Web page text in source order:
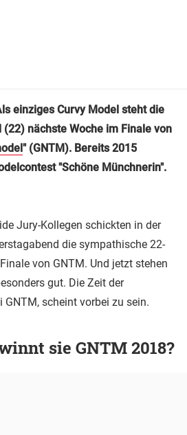
einziges Curvy Model steht die
nächste Woche im Finale von
" (GNTM). Bereits 2015
"Schöne Münchnerin".
Jury-Kollegen schickten in der
die sympathische 22-
von GNTM. Und jetzt stehen
gut. Die Zeit der
GNTM, scheint vorbei zu sein.
sie GNTM 2018?